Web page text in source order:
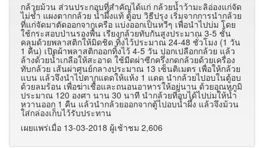
กล้วยม้วน ส่วนประกอบที่สำคัญได้แก่ กล้วยน้ำว้ามะลิอ่องแก่จัด
ไม่ช้ำ แผงตากกล้วย น้ำผึ้งแท้ ตู้อบ วิธีปรุง เริ่มจากการนำกล้วย
ที่แก่จัดมาตัดออกจากเครือ แบ่งออกเป็นหวีๆ เพื่อนำไปบ่ม โดย
ใช้กระสอบป่านรองพื้น เรียงกล้วยทับกันสูงประมาณ 3-5 ชั้น
คลุมด้วยพลาสติกให้มิดชิด ทิ้งไว้ประมาณ 24-48 ชั่วโมง (1 วัน
1 คืน) เปิดผ้าพลาสติกออกทิ้งไว้ 4-5 วัน ปอกเปลือกกล้วย แล้ว
ล้างด้วยน้ำเกลือให้สะอาด ใช้มีดผ่าซีกครึ่งกดกล้วยด้วยเครื่อง
ทับกล้วย เส้นผ่าศูนย์กลางประมาณ 13 เซ็นติเมตร เพื่อให้กล้วย
แบน แล้วจึงนำไปตากแดดให้แห้ง 1 แดด นำกล้วยไปอบในตู้อบ
ด้วยลมร้อน เพื่อฆ่าเชื้อและถนอนอาหารให้อยู่นาน ด้วยอุณหภูมิ
ประมาณ 120 องศา นาน 30 นาที นำกล้วยที่อบได้ไปบ่มให้น้ำ
หวานออก 1 คืน แล้วนำกล้วยออกจากตู้ไปอบน้ำผึ้ง แล้วจึงม้วน
ใส่กล่องเก็บไว้รับประทาน
เผยแพร่เมื่อ 13-03-2018 ผู้เช้าชม 2,606